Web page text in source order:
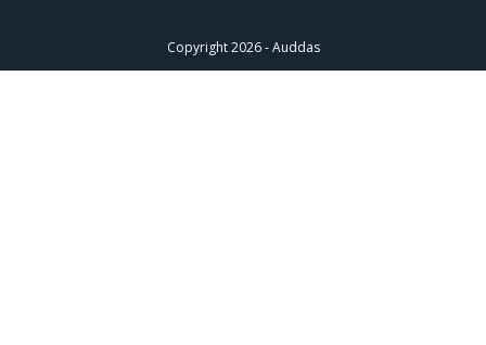
Copyright 2026 - Auddas